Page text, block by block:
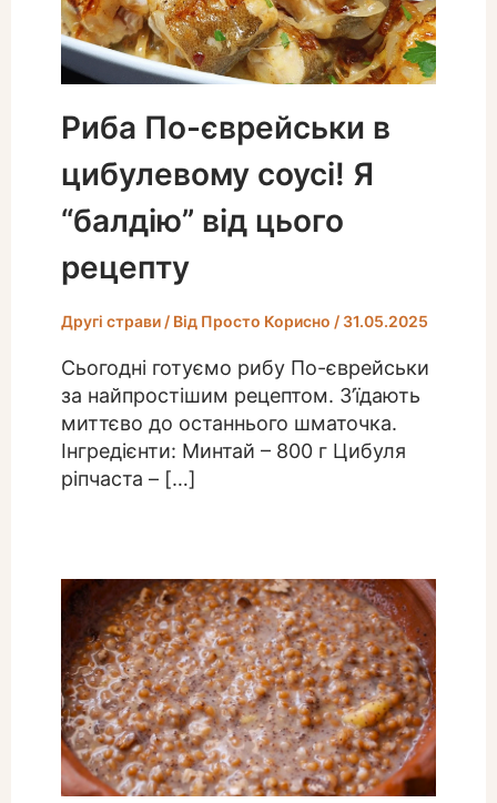
Риба По-єврейськи в
цибулевому соусі! Я
“балдію” від цього
рецепту
Другі страви/ Від Просто Корисно / 31.05.2025
Сьогодні готуємо рибу По-єврейськи
за найпростішим рецептом. З’їдають
миттєво до останнього шматочка.
Інгредієнти: Минтай – 800 г Цибуля
ріпчаста – […]